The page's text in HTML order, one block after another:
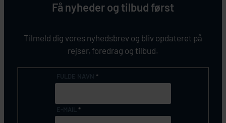
Få nyheder og tilbud først
Tilmeld dig vores nyhedsbrev og bliv opdateret på
rejser, foredrag og tilbud.
*
*